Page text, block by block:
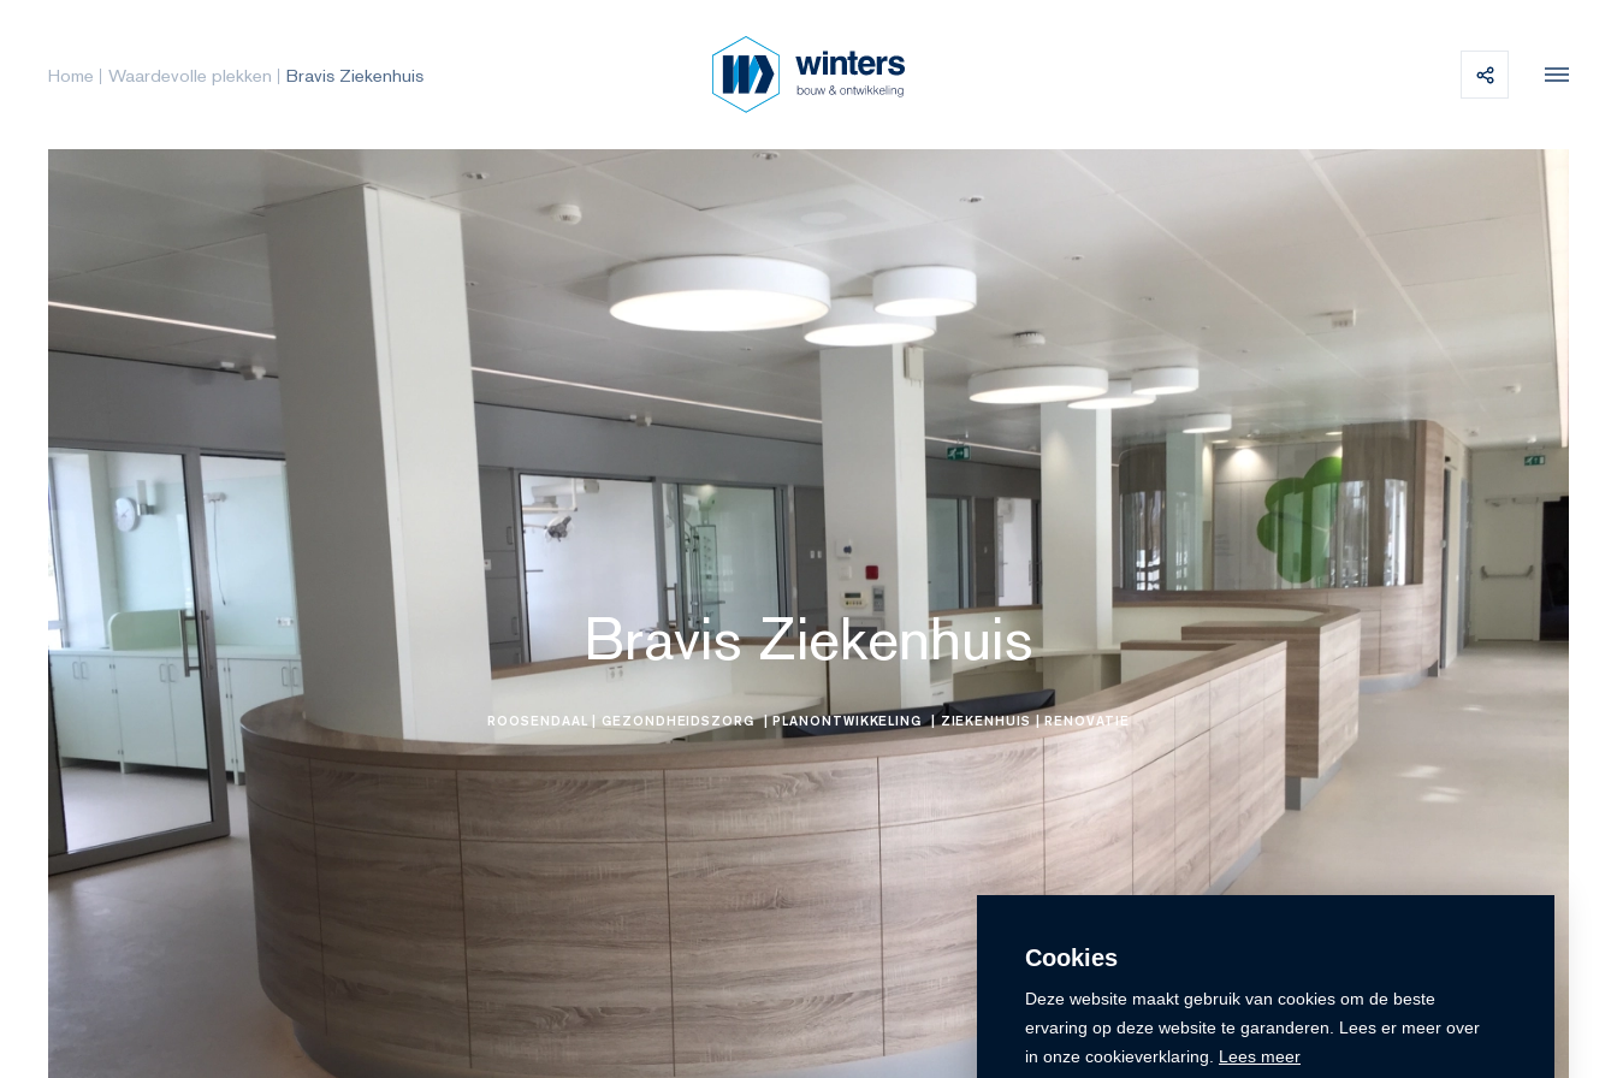
Cookies
Deze website maakt gebruik van cookies om de beste
ervaring op deze website te garanderen. Lees er meer over
in onze cookieverklaring. Lees meer
Home Waardevolle plekken Bravis Ziekenhuis
Bravis Ziekenhuis
ROOSENDAAL | GEZONDHEIDSZORG | PLANONTWIKKELING | ZIEKENHUIS | RENOVATIE